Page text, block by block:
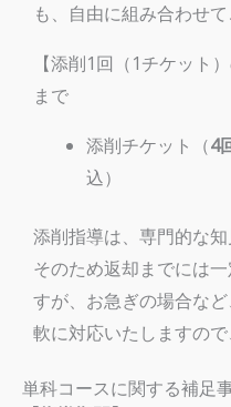
も、自由に組み合わせて
【添削1回（1チケット）
まで
添削チケット（4
込）
添削指導は、専門的な知
そのため返却までには
すが、お急ぎの場合な
軟に対応いたしますので
単科コースに関する補足